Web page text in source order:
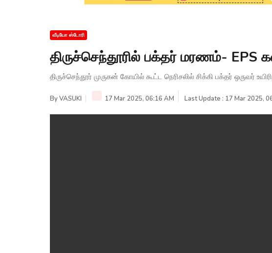
வீடியோ ஸ்டோரி
திருச்செந்தூரில் பக்தர் மரணம்-
திருச்செந்தூர் முருகன் கோயில் கூட்ட நெரிசலில் சிக்கி பக்தர் ஒருவர்
ByVASUKI 17 Mar 2025, 06:16 AM Last Update : 17 Mar 2025,